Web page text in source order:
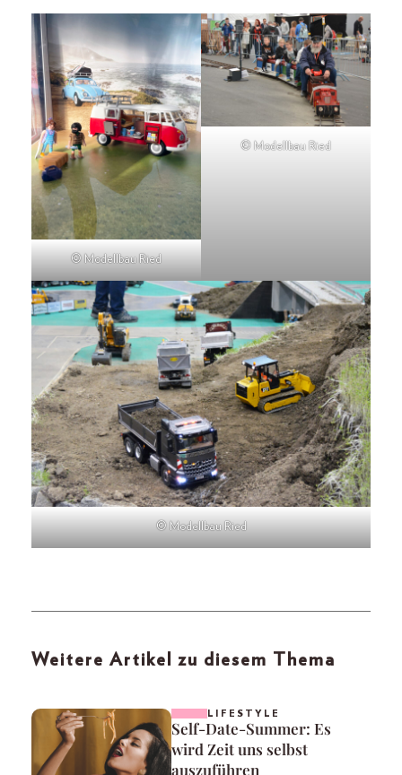
© Modellbau Ried
© Modellbau Ried
© Modellbau Ried
Weitere Artikel zu diesem Thema
LIFESTYLE
Self-Date-Summer: Es
wird Zeit uns selbst
auszuführen